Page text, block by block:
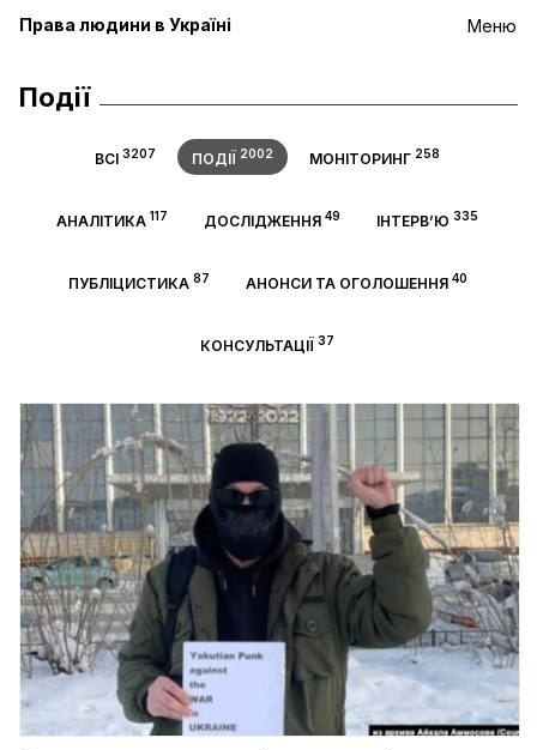
Меню
Права людини в Україні
Події
ВСІ 3207 ПОДІЇ 2002 МОНІТОРИНГ 258
АНАЛІТИКА 117 ДОСЛІДЖЕННЯ 49 ІНТЕРВ’Ю 335
ПУБЛІЦИСТИКА 87 АНОНСИ ТА ОГОЛОШЕННЯ40
КОНСУЛЬТАЦІЇ 37